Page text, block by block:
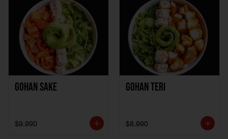
Gohan Sake
$9.990
Gohan Teri
$8.990